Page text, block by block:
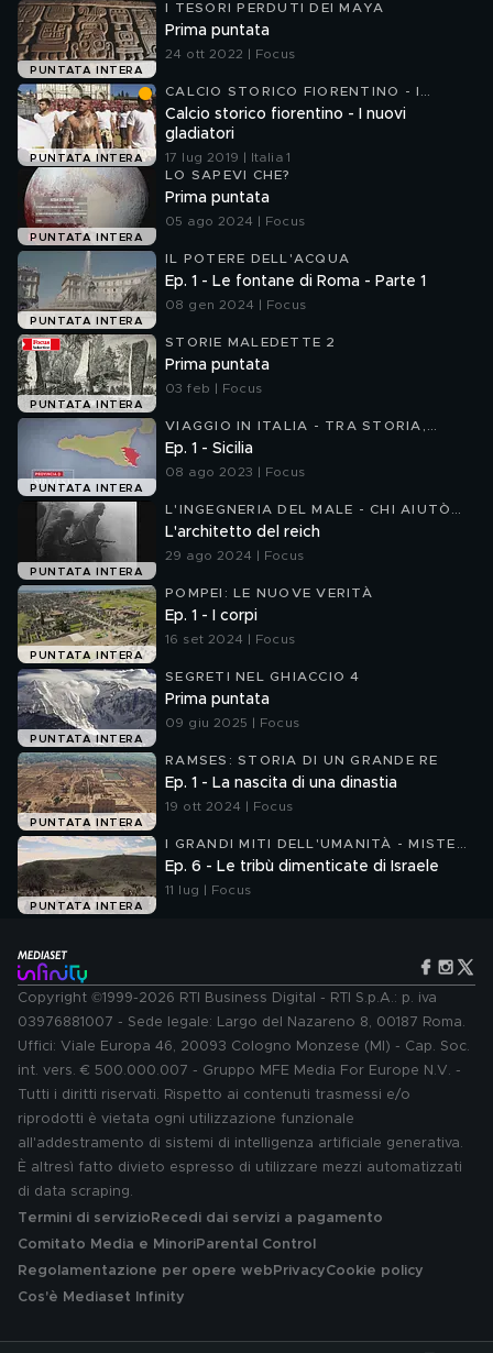
PUNTATA INTERA
I TESORI PERDUTI DEI MAYA
Prima puntata
24 ott 2022 | Focus
PUNTATA INTERA
CALCIO STORICO FIORENTINO - I
NUOVI GLADIATORI
Calcio storico fiorentino - I nuovi
gladiatori
17 lug 2019 | Italia 1
PUNTATA INTERA
LO SAPEVI CHE?
Prima puntata
05 ago 2024 | Focus
PUNTATA INTERA
IL POTERE DELL'ACQUA
Ep. 1 - Le fontane di Roma - Parte 1
08 gen 2024 | Focus
PUNTATA INTERA
STORIE MALEDETTE 2
Prima puntata
03 feb | Focus
PUNTATA INTERA
VIAGGIO IN ITALIA - TRA STORIA,
SCIENZA E NATURA
Ep. 1 - Sicilia
08 ago 2023 | Focus
PUNTATA INTERA
L'INGEGNERIA DEL MALE - CHI AIUTÒ
HITLER A COSTRUIRE IL TERZO REICH
L'architetto del reich
29 ago 2024 | Focus
PUNTATA INTERA
POMPEI: LE NUOVE VERITÀ
Ep. 1 - I corpi
16 set 2024 | Focus
PUNTATA INTERA
SEGRETI NEL GHIACCIO 4
Prima puntata
09 giu 2025 | Focus
PUNTATA INTERA
RAMSES: STORIA DI UN GRANDE RE
Ep. 1 - La nascita di una dinastia
19 ott 2024 | Focus
PUNTATA INTERA
I GRANDI MITI DELL'UMANITÀ - MISTERI
E RIVELAZIONI 3
Ep. 6 - Le tribù dimenticate di Israele
11 lug | Focus
Copyright ©1999-2026 RTI Business Digital - RTI S.p.A.: p. iva
03976881007 - Sede legale: Largo del Nazareno 8, 00187 Roma.
Uffici: Viale Europa 46, 20093 Cologno Monzese (MI) - Cap. Soc.
int. vers. € 500.000.007 - Gruppo MFE Media For Europe N.V. -
Tutti i diritti riservati. Rispetto ai contenuti trasmessi e/o
riprodotti è vietata ogni utilizzazione funzionale
all'addestramento di sistemi di intelligenza artificiale generativa.
È altresì fatto divieto espresso di utilizzare mezzi automatizzati
di data scraping.
Termini di servizio Recedi dai servizi a pagamento
Comitato Media e MinoriParental Control
Regolamentazione per opere web PrivacyCookie policy
Cos'è Mediaset Infinity